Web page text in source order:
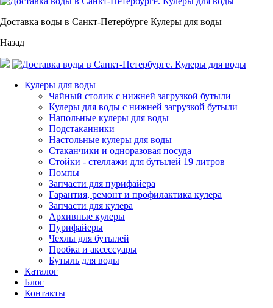
Доставка воды в Санкт-Петербурге Кулеры для воды
Назад
Кулеры для воды
Чайный столик с нижней загрузкой бутыли
Кулеры для воды с нижней загрузкой бутыли
Напольные кулеры для воды
Подстаканники
Настольные кулеры для воды
Стаканчики и одноразовая посуда
Стойки - стеллажи для бутылей 19 литров
Помпы
Запчасти для пурифайера
Гарантия, ремонт и профилактика кулера
Запчасти для кулера
Архивные кулеры
Пурифайеры
Чехлы для бутылей
Пробка и аксессуары
Бутыль для воды
Каталог
Блог
Контакты